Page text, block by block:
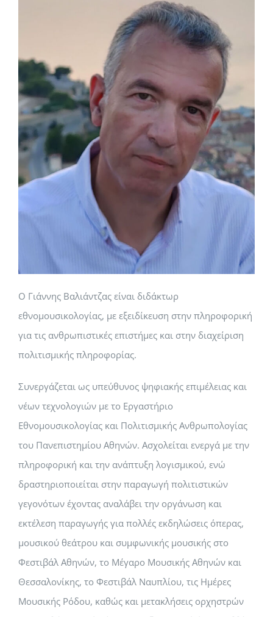
Ο Γιάννης Βαλιάντζας είναι διδάκτωρ
εθνομουσικολογίας, με εξειδίκευση στην πληροφορική
για τις ανθρωπιστικές επιστήμες και στην διαχείριση
πολιτισμικής πληροφορίας.
Συνεργάζεται ως υπεύθυνος ψηφιακής επιμέλειας και
νέων τεχνολογιών με το Εργαστήριο
Εθνομουσικολογίας και Πολιτισμικής Ανθρωπολογίας
του Πανεπιστημίου Αθηνών. Ασχολείται ενεργά με την
πληροφορική και την ανάπτυξη λογισμικού, ενώ
δραστηριοποιείται στην παραγωγή πολιτιστικών
γεγονότων έχοντας αναλάβει την οργάνωση και
εκτέλεση παραγωγής για πολλές εκδηλώσεις όπερας,
μουσικού θεάτρου και συμφωνικής μουσικής στο
Φεστιβάλ Αθηνών, το Μέγαρο Μουσικής Αθηνών και
Θεσσαλονίκης, το Φεστιβάλ Ναυπλίου, τις Ημέρες
Μουσικής Ρόδου, καθώς και μετακλήσεις ορχηστρών